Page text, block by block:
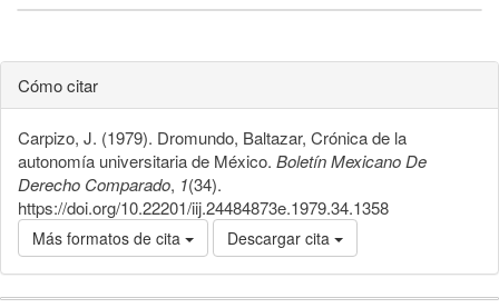
Cómo citar
Carpizo, J. (1979). Dromundo, Baltazar, Crónica de la
autonomía universitaria de México. Boletín Mexicano De
Derecho Comparado, 1(34).
https://doi.org/10.22201/iij.24484873e.1979.34.1358
Más formatos de cita Descargar cita